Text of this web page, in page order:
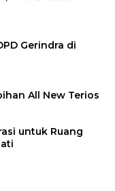
Gerindra di
All New Terios
untuk Ruang